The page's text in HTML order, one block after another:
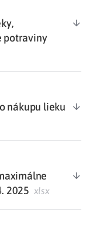
potraviny
nákupu lieku
2025 xlsx